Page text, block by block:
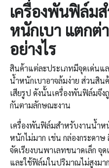
เครื่องพันฟิล์ม
หนักเบา แตกต่
อย่างไร
สินค้าแต่ละประเภทมีจุดเด่นแ
น้ำหนักเบาอาจล้มง่าย ส่วนสิ
เสียรูป ดังนั้นเครื่องพันฟิล์มจึ
กันตามลักษณะงาน
เครื่องพันฟิล์มสำหรับงานน้ำห
หนักไม่มาก เช่น กล่องกระดา
จัดเรียงบนพาเลทขนาดเล็ก จุ
และใช้ฟิล์มในปริมาณไม่สูงมา